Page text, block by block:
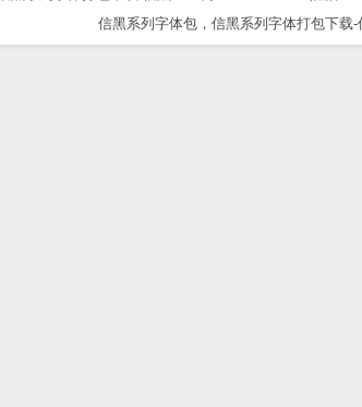
信黑系列字体包，信黑系列字体打包下载